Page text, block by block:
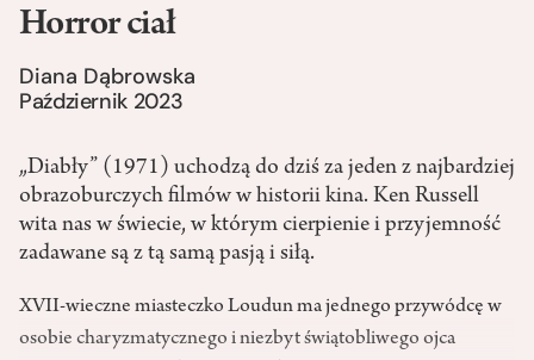
Horror ciał
Diana Dąbrowska
Październik 2023
„Diabły” (1971) uchodzą do dziś za jeden z najbardziej
obrazoburczych filmów w historii kina. Ken Russell
wita nas w świecie, w którym cierpienie i przyjemność
zadawane są z tą samą pasją i siłą.
XVII-­wieczne miasteczko Loudun ma jednego przywódcę w
osobie charyzmatycznego i niezbyt świątobliwego ojca